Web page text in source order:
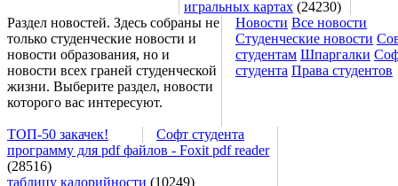
игральных картах (24230)
Раздел новостей. Здесь собраны не
только студенческие новости и
новости образования, но и
новости всех граней студенческой
жизни. Выберите раздел, новости
которого вас интересуют.
Новости Все новости
Студенческие новости
студентам Шпаргалки
студента Права студентов
ТОП-50 закачек!
Софт студента
программу для pdf файлов - Foxit pdf reader
(28516)
таблицу калорийности (10249)